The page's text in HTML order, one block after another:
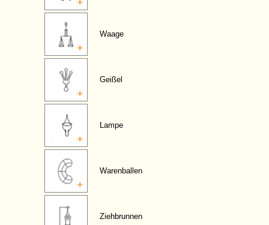
Waage
Geißel
Lampe
Warenballen
Ziehbrunnen